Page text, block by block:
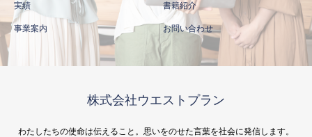
実績 書籍紹介
事業案内 お問い合わせ
株式会社ウエストプラン
わたしたちの使命は伝えること。思いをのせた言葉を社会に発信します。